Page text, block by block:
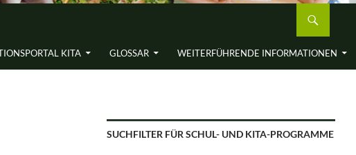
KITA GLOSSAR WEITERFÜH­RENDE INFORMA­TIONEN
SUCHFILTER FÜR SCHUL- UND KITA-PROGRAMME